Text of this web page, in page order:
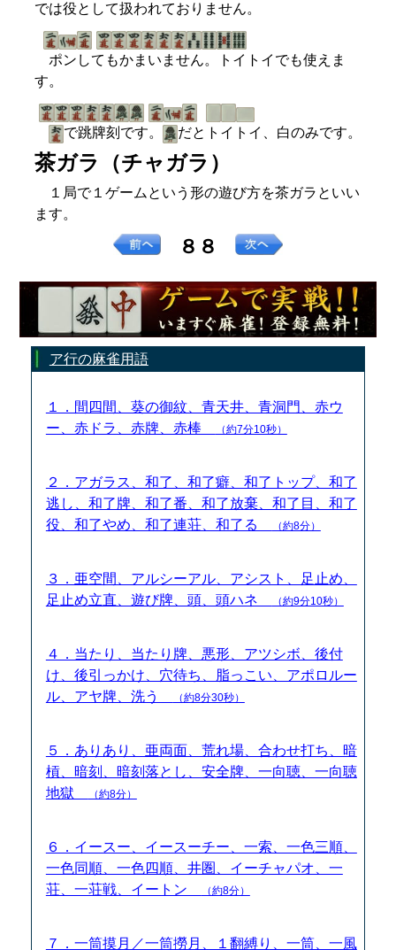
では役として扱われておりません。
ポンしてもかまいません。トイトイでも使えま
す。
で跳牌刻です。 だとトイトイ、白のみです。
茶ガラ（チャガラ）
１局で１ゲームという形の遊び方を茶ガラといい
ます。
８８
ア行の麻雀用語
１．間四間、葵の御紋、青天井、青洞門、赤ウ
ー、赤ドラ、赤牌、赤棒
（約7分10秒）
２．アガラス、和了、和了癖、和了トップ、和了
逃し、和了牌、和了番、和了放棄、和了目、和了
役、和了やめ、和了連荘、和了る
（約8分）
３．亜空間、アルシーアル、アシスト、足止め、
足止め立直、遊び牌、頭、頭ハネ
（約9分10秒）
４．当たり、当たり牌、悪形、アツシボ、後付
け、後引っかけ、穴待ち、脂っこい、アポロルー
ル、アヤ牌、洗う
（約8分30秒）
５．ありあり、亜両面、荒れ場、合わせ打ち、暗
槓、暗刻、暗刻落とし、安全牌、一向聴、一向聴
地獄
（約8分）
６．イースー、イースーチー、一索、一色三順、
一色同順、一色四順、井圏、イーチャパオ、一
荘、一荘戦、イートン
（約8分）
７．一筒摸月／一筒撈月、１翻縛り、一筒、一風